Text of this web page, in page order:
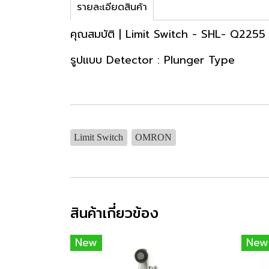
รายละเอียดสินค้า
คุณสมบัติ | Limit Switch - SHL- Q2255
รูปแบบ Detector : Plunger Type
Limit Switch OMRON
สินค้าเกี่ยวข้อง
New New